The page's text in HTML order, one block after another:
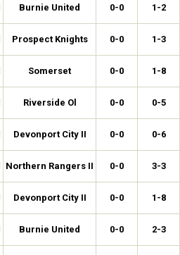
Burnie United 0-0 1-2
Prospect Knights 0-0 1-3
Somerset 0-0 1-8
Riverside Ol 0-0 0-5
Devonport City II 0-0 0-6
Northern Rangers II 0-0 3-3
Devonport City II 0-0 1-8
Burnie United 0-0 2-3